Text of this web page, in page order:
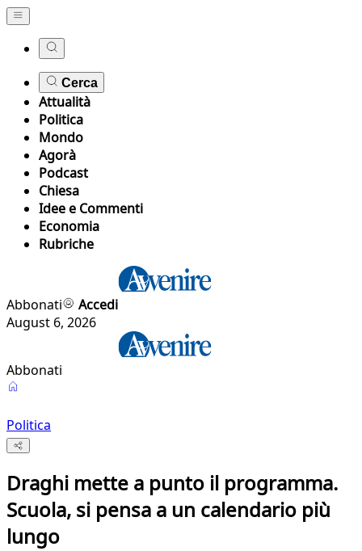
Cerca
Attualità
Politica
Mondo
Agorà
Podcast
Chiesa
Idee e Commenti
Economia
Rubriche
Abbonati
Accedi
August 6, 2026
Abbonati
Politica
Draghi mette a punto il programma.
Scuola, si pensa a un calendario più
lungo